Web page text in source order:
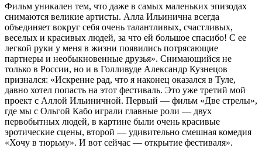
Фильм уникален тем, что даже в самых маленьких эпизодах
снимаются великие артисты. Алла Ильинична всегда
объединяет вокруг себя очень талантливых, счастливых,
веселых и красивых людей, за что ей большое спасибо! С ее
легкой руки у меня в жизни появились потрясающие
партнеры и необыкновенные друзья». Снимающийся не
только в России, но и в Голливуде Александр Кузнецов
признался: «Искренне рад, что я наконец оказался в Туле,
давно хотел попасть на этот фестиваль. Это уже третий мой
проект с Аллой Ильиничной. Первый — фильм «Две стрелы»,
где мы с Ольгой Кабо играли главные роли — двух
первобытных людей, в картине были очень красивые
эротические сцены, второй — удивительно смешная комедия
«Хочу в тюрьму». И вот сейчас — открытие фестиваля».